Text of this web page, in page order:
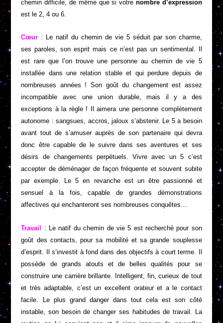
chemin difficile, de même que si votre nombre d’expression
est le 2, 4 ou 6.
Cœur : Le natif du chemin de vie 5 séduit par son charme,
ses paroles, son esprit mais ce n’est pas un sentimental. Il
est rare que l’on trouve une personne au chemin de vie 5
installée dans une relation stable et qui perdure depuis de
nombreuses années ! Son goût du changement est assez
incompatible avec une union durable, mais il y a des
exceptions à la règle ! Il aimera une personne complètement
autonome : sangsues, accros, jaloux s’abstenir. Le 5 a besoin
avant tout de s’amuser auprès de son partenaire qui devra
donc être capable de le suivre dans ses aventures et ses
désirs de changements perpétuels. Vivre avec un 5 c’est
accepter de déménager de façon fréquente et souvent subite
par exemple. Le 5 en revanche est un être passionné et
sensuel à la fois, capable de grandes démonstrations
affectives qui enchanteront ses nombreuses conquêtes…
Travail : Le natif du chemin de vie 5 est recherché pour son
goût des contacts, pour sa mobilité et sa grande souplesse
d’esprit. Il s’investit à fond dans des objectifs à court terme. Il
possède de grands atouts et de belles qualités pour se
construire une carrière brillante. Intelligent, fin, curieux de tout
et très adaptable, c’est un excellent orateur et a le contact
facile. Le plus grand danger dans tout cela est son côté
instable, son besoin de changer ses habitudes de travail. La